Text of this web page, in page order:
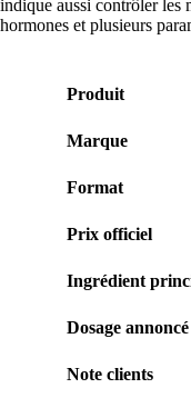
indique aussi contrôler les
hormones et plusieurs
Produit
Marque
Format
Prix officiel
Ingrédient
Dosage annoncé
Note clients